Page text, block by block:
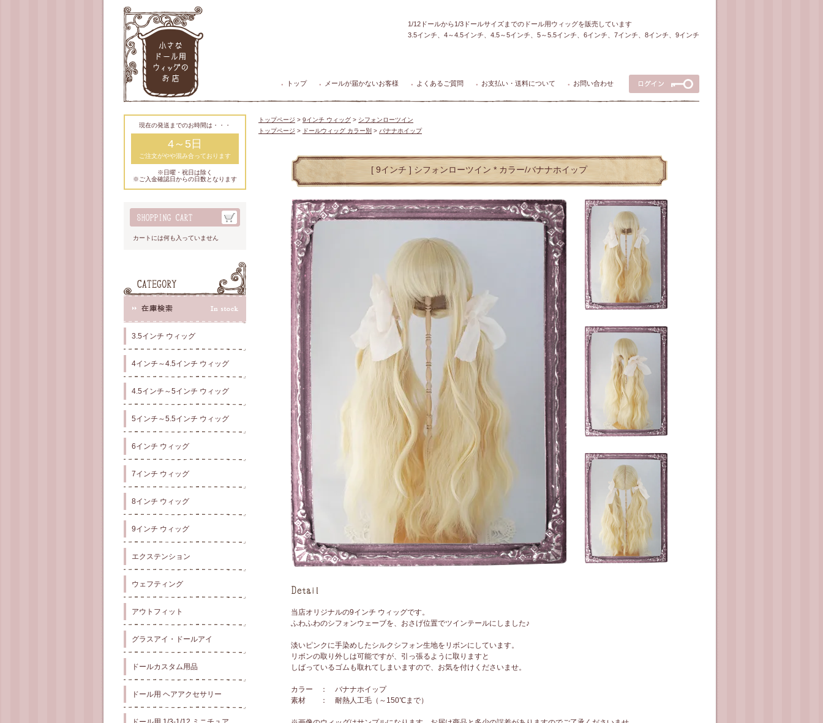
1/12ドールから1/3ドールサイズまでのドール用ウィッグを販売しています
3.5インチ、4～4.5インチ、4.5～5インチ、5～5.5インチ、6インチ、7インチ、8インチ、9インチ
● トップ ● メールが届かないお客様 ● よくあるご質問 ● お支払い・送料について ● お問い合わせ
現在の発送までのお時間は・・・
4～5日
ご注文がやや混み合っております
※日曜・祝日は除く
※ご入金確認日からの日数となります
カートには何も入っていません
3.5インチ ウィッグ
4インチ～4.5インチ ウィッグ
4.5インチ～5インチ ウィッグ
5インチ～5.5インチ ウィッグ
6インチ ウィッグ
7インチ ウィッグ
8インチ ウィッグ
9インチ ウィッグ
エクステンション
ウェフティング
アウトフィット
グラスアイ・ドールアイ
ドールカスタム用品
ドール用 ヘアアクセサリー
トップページ > 9インチ ウィッグ > シフォンローツイン
トップページ > ドールウィッグ カラー別 > バナナホイップ
[ 9インチ ] シフォンローツイン * カラー/バナナホイップ
当店オリジナルの9インチ ウィッグです。
ふわふわのシフォンウェーブを、おさげ位置でツインテールにしました♪
淡いピンクに手染めしたシルクシフォン生地をリボンにしています。
リボンの取り外しは可能ですが、引っ張るように取りますと
しばっているゴムも取れてしまいますので、お気を付けくださいませ。
カラー ： バナナホイップ
素材 ： 耐熱人工毛（～150℃まで）